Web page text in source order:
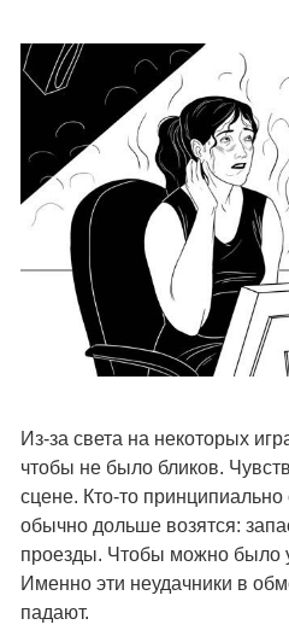
Из-за света на некоторых
чтобы не было бликов.
сцене. Кто-то
обычно дольше возятся:
проезды. Чтобы можно было
Именно эти неудачники в
падают.